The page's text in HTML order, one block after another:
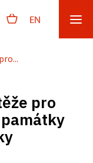
EN
pro